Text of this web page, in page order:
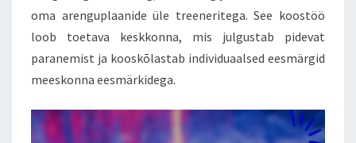
oma arenguplaanide üle treeneritega. See koostöö
loob toetava keskkonna, mis julgustab pidevat
paranemist ja kooskõlastab individuaalsed eesmärgid
meeskonna eesmärkidega.